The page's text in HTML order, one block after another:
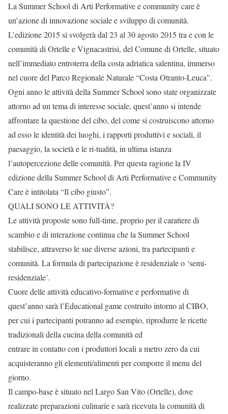
La Summer School di Arti Performative e community care è
un’azione di innovazione sociale e sviluppo di comunità.
L’edizione 2015 si svolgerà dal 23 al 30 agosto 2015 tra e con le
comunità di Ortelle e Vignacastrisi, del Comune di Ortelle, situato
nell’immediato entroterra della costa adriatica salentina, immerso
nel cuore del Parco Regionale Naturale “Costa Otranto-Leuca”.
Ogni anno le attività della Summer School sono state organizzate
attorno ad un tema di interesse sociale, quest’anno si intende
affrontare la questione del cibo, del come si costruiscono attorno
ad esso le identità dei luoghi, i rapporti produttivi e sociali, il
paesaggio, la società e le ri-tualità, in ultima istanza
l’autopercezione delle comunità. Per questa ragione la IV
edizione della Summer School di Arti Performative e Community
Care è intitolata “Il cibo giusto”.
QUALI SONO LE ATTIVITÀ?
Le attività proposte sono full-time, proprio per il carattere di
scambio e di interazione continua che la Summer School
stabilisce, attraverso le sue diverse azioni, tra partecipanti e
comunità. La formula di partecipazione è residenziale o ‘semi-
residenziale’.
Cuore delle attività educativo-formative e performative di
quest’anno sarà l’Educational game costruito intorno al CIBO,
per cui i partecipanti potranno ad esempio, riprodurre le ricette
tradizionali della cucina della comunità ed
entrare in contatto con i produttori locali a metro zero da cui
acquisteranno gli elementi/alimenti per comporre il menu del
giorno.
Il campo-base è situato nel Largo San Vito (Ortelle), dove
realizzate preparazioni culinarie e sarà ricevuta la comunità di